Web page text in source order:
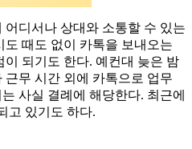
디서나 상대와 소통할 수 있는
때도 없이 카톡을 보내오는
되기도 한다. 예컨대 늦은 밤
무 시간 외에 카톡으로 업무
사실 결례에 해당한다. 최근에
고 있기도 하다.